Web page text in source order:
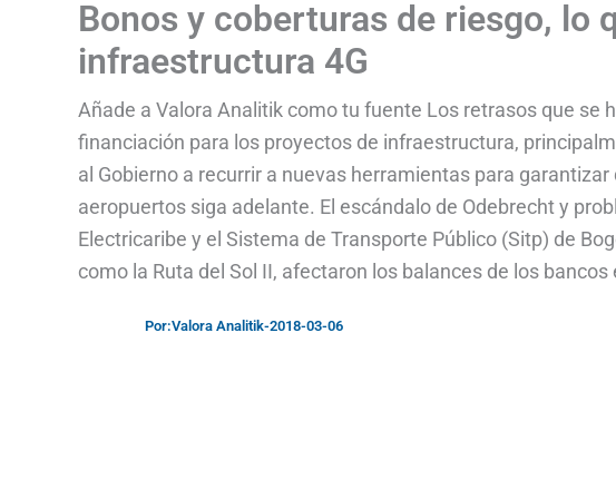
Bonos y coberturas de riesgo, lo
infraestructura 4G
Añade a Valora Analitik como tu fuente Los retrasos que se
financiación para los proyectos de infraestructura,
al Gobierno a recurrir a nuevas herramientas para
aeropuertos siga adelante. El escándalo de Odebrecht y
Electricaribe y el Sistema de Transporte Público (Sitp) de
como la Ruta del Sol II, afectaron los balances de los
Por:Valora Analitik-2018-03-06